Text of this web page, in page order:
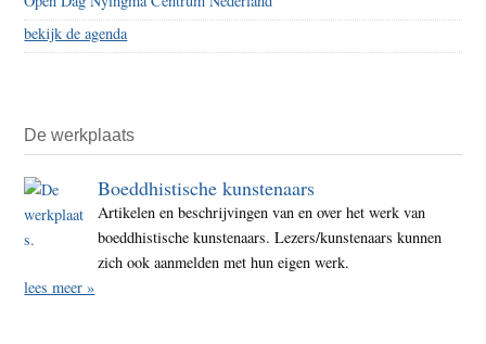
bekijk de agenda
De werkplaats
Boeddhistische kunstenaars
Artikelen en beschrijvingen van en over het werk van
boeddhistische kunstenaars. Lezers/kunstenaars kunnen
zich ook aanmelden met hun eigen werk.
lees meer »